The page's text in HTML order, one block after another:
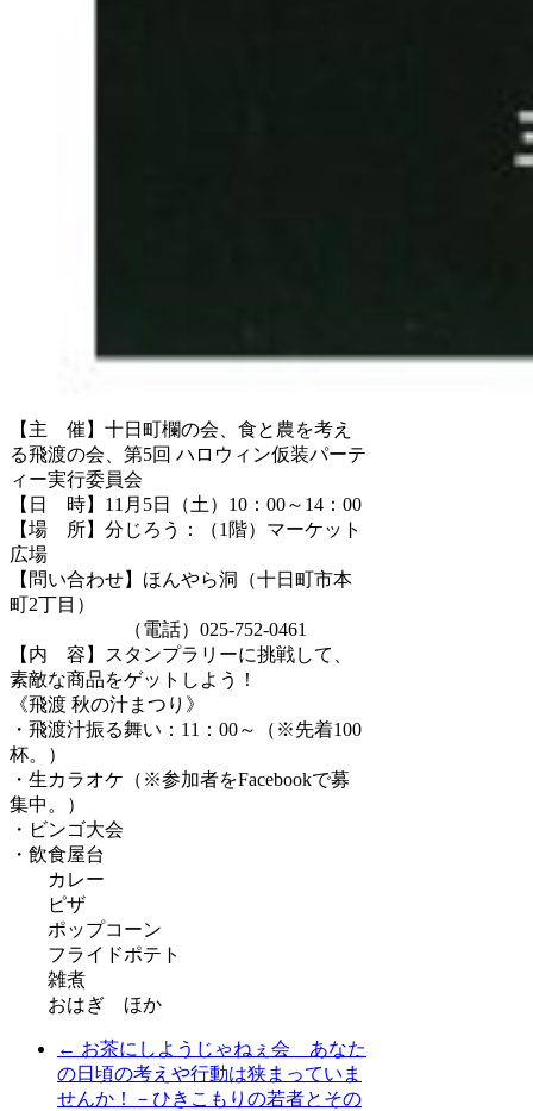
【主 催】十日町欄の会、食と農を考え
る飛渡の会、第5回 ハロウィン仮装パーテ
ィー実行委員会
【日 時】11月5日（土）10：00～14：00
【場 所】分じろう：（1階）マーケット
広場
【問い合わせ】ほんやら洞（十日町市本
町2丁目）
（電話）025‐752‐0461
【内 容】スタンプラリーに挑戦して、
素敵な商品をゲットしよう！
《飛渡 秋の汁まつり》
・飛渡汁振る舞い：11：00～（※先着100
杯。）
・生カラオケ（※参加者をFacebookで募
集中。）
・ビンゴ大会
・飲食屋台
カレー
ピザ
ポップコーン
フライドポテト
雑煮
おはぎ ほか
← お茶にしようじゃねぇ会 あなた
の日頃の考えや行動は狭まっていま
せんか！－ひきこもりの若者とその